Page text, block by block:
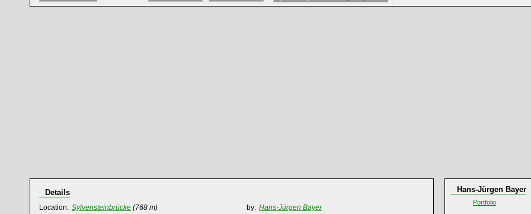
Details
Location: Sylvensteinbrücke (768 m) by: Hans-Jürgen Bayer
Hans-Jürgen Bayer
Portfolio